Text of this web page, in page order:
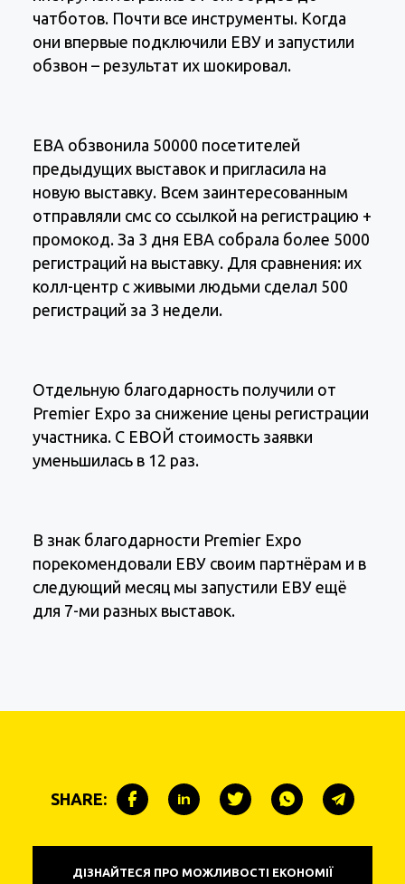
чатботов. Почти все инструменты. Когда
они впервые подключили ЕВУ и запустили
обзвон – результат их шокировал.
ЕВА обзвонила 50000 посетителей
предыдущих выставок и пригласила на
новую выставку. Всем заинтересованным
отправляли смс со ссылкой на регистрацию +
промокод. За 3 дня ЕВА собрала более 5000
регистраций на выставку. Для сравнения: их
колл-центр с живыми людьми сделал 500
регистраций за 3 недели.
Отдельную благодарность получили от
Premier Expo за снижение цены регистрации
участника. С ЕВОЙ стоимость заявки
уменьшилась в 12 раз.
В знак благодарности Premier Expo
порекомендовали ЕВУ своим партнёрам и в
следующий месяц мы запустили ЕВУ ещё
для 7-ми разных выставок.
SHARE:
ДІЗНАЙТЕСЯ ПРО МОЖЛИВОСТІ ЕКОНОМІЇ